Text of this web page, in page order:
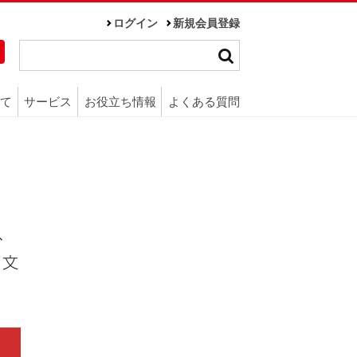
ログイン 新規会員登録
サービス お役立ち情報 よくある質問